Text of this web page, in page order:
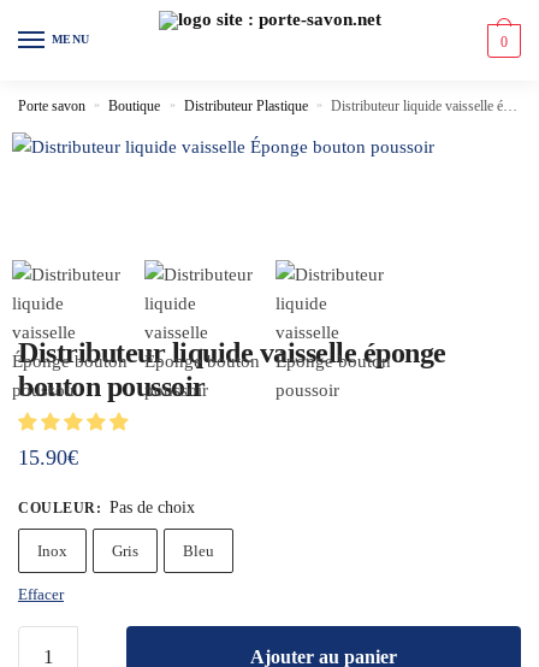
MENU 0
Porte savon » Boutique » Distributeur Plastique » Distributeur liquide vaisselle éponge bouton poussoir
Distributeur liquide vaisselle éponge
bouton poussoir
15.90€
COULEUR: Pas de choix
Inox Gris Bleu
Effacer
Ajouter au panier